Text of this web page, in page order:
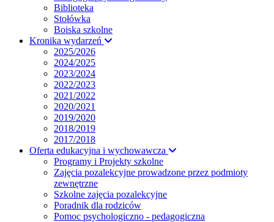
Biblioteka
Stołówka
Boiska szkolne
Kronika wydarzeń
2025/2026
2024/2025
2023/2024
2022/2023
2021/2022
2020/2021
2019/2020
2018/2019
2017/2018
Oferta edukacyjna i wychowawcza
Programy i Projekty szkolne
Zajęcia pozalekcyjne prowadzone przez podmioty
zewnętrzne
Szkolne zajęcia pozalekcyjne
Poradnik dla rodziców
Pomoc psychologiczno - pedagogiczna